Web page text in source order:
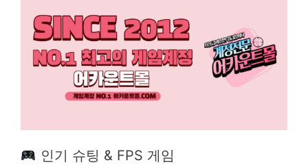
인기 슈팅 & FPS 게임